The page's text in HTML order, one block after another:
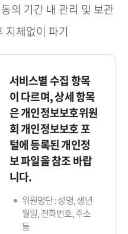
의 기간 내 관리 및 보관
지체없이 파기
서비스별 수집 항목
이 다르며, 상세 항목
은 개인정보보호위원
회 개인정보보호 포
털에 등록된 개인정
보 파일을 참조 바랍
니다.
위원명단 : 성명, 생년
월일, 전화번호, 주소
등